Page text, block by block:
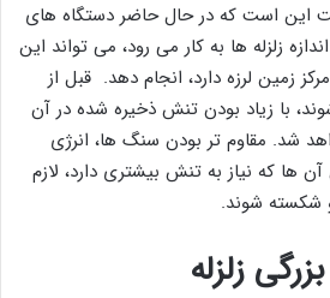
این است که در حال حاضر دستگاه های
زلزله ها به کار می رود، می تواند این
زمین لرزه دارد، انجام دهد. قبل از
با زیاد بودن تنش ذخیره شده در آن
شد. مقاوم تر بودن سنگ ها، انرژی
ها که نیاز به تنش بیشتری دارد، لازم
شکسته شوند.
زلزله